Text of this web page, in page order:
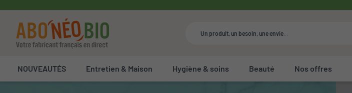
NOUVEAUTÉS Entretien & Maison Hygiène & soins Beauté Nos offres